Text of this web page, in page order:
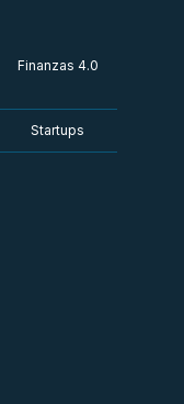
Finanzas 4.0
Startups